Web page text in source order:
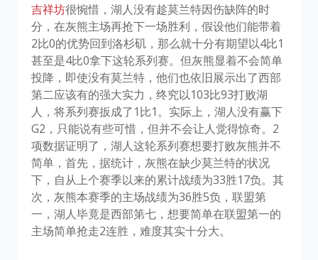
吉祥坊很惋惜，湖人没有趁莫兰特因伤缺阵的时
分，在灰熊主场再抢下一场胜利，假设他们能带着
2比0的优势回到洛杉矶，那么就十分有期望以4比1
甚至是4比0拿下这轮系列赛。但灰熊显着不会简单
投降，即使没有莫兰特，他们也依旧展示出了西部
第二应该有的强大实力，终究以103比93打败湖
人，将系列赛扳成了1比1。实际上，湖人没有赢下
G2，只能说有些可惜，但并不会让人觉得惊奇。2
项数据证明了，湖人这轮系列赛想要打败灰熊并不
简单，首先，据统计，灰熊在缺少莫兰特的状况
下，自从上个赛季以来的累计战绩为33胜17负。其
次，灰熊本赛季的主场战绩为36胜5负，联盟第
一，湖人毕竟是西部第七，想要简单在联盟第一的
主场简单抢走2连胜，难度其实十分大。